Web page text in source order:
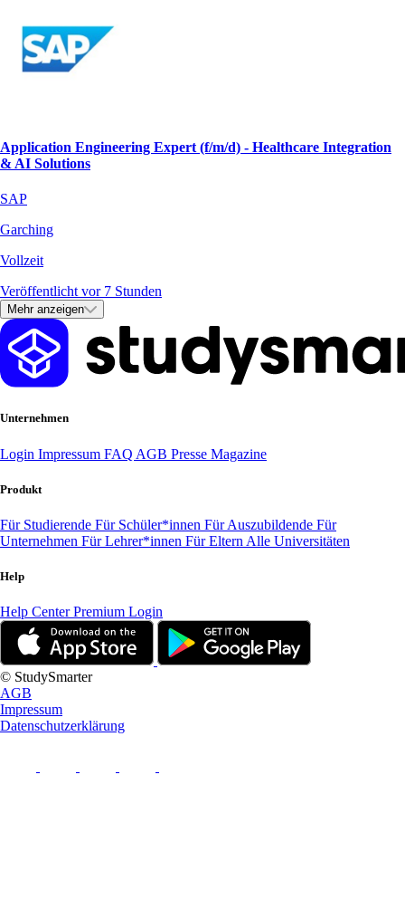
Application Engineering Expert (f/m/d) - Healthcare Integration
& AI Solutions
SAP
Garching
Vollzeit
Veröffentlicht vor 7 Stunden
Mehr anzeigen
Unternehmen
Login Impressum FAQ AGB Presse Magazine
Produkt
Für Studierende Für Schüler*innen Für Auszubildende Für
Unternehmen Für Lehrer*innen Für Eltern Alle Universitäten
Help
Help CenterPremium Login
© StudySmarter
AGB
Impressum
Datenschutzerklärung